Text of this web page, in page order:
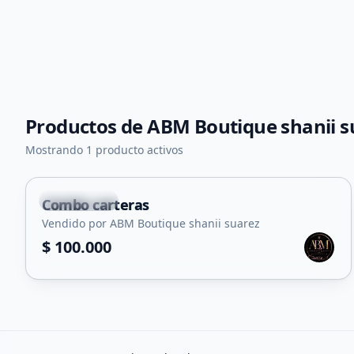
Productos deABM Boutique shanii
Mostrando 1 producto activos
El Trapiche
Combo carteras
Vendido por ABM Boutique shanii suarez
$ 100.000